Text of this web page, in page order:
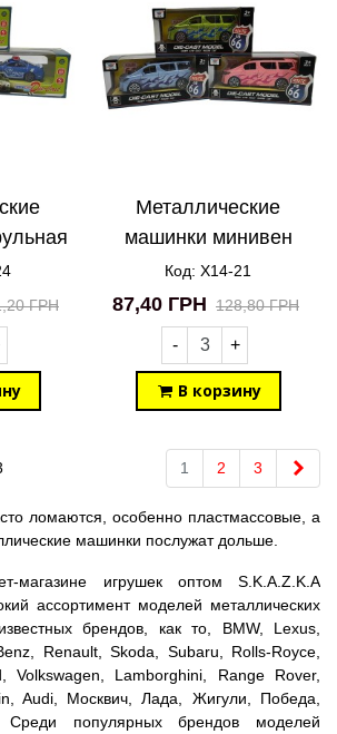
24
ГРН
Металлические
машинки минивен
Огонь X14-21
Код: X14-21
87,40 ГРН 128,80 ГРН
- +
В корзину
1 2 3
ломаются, особенно пластмассовые, а
машинки послужат дольше.
магазине игрушек оптом S.K.A.Z.K.A
ассортимент моделей металлических
брендов, как то, BMW, Lexus,
Renault, Skoda, Subaru, Rolls-Royce,
Volkswagen, Lamborghini, Range Rover,
Audi, Москвич, Лада, Жигули, Победа,
популярных брендов моделей